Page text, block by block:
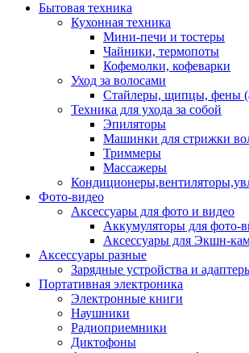
Бытовая техника
Кухонная техника
Мини-печи и тостеры
Чайники, термопоты
Кофемолки, кофеварки
Уход за волосами
Стайлеры, щипцы, фены
Техника для ухода за собой
Эпиляторы
Машинки для стрижки
Триммеры
Массажеры
Фото-видео
Аксессуары для фото и видео
Аккумуляторы для фото-
Аксессуары для Экшн-
Аксессуары разные
Зарядные устройства и
Портативная электроника
Электронные книги
Наушники
Радиоприемники
Диктофоны